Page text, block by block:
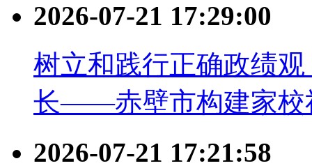
2026-07-21 17:29:00
树立和践行正确政绩
长——赤壁市构建家校
2026-07-21 17:21:58